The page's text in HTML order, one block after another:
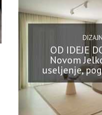
OD IDEJE
Novom
useljenje,